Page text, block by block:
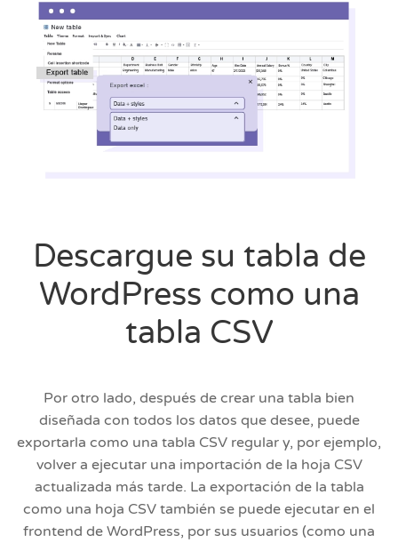
Descargue su tabla de
WordPress como una
tabla CSV
Por otro lado, después de crear una tabla bien
diseñada con todos los datos que desee, puede
exportarla como una tabla CSV regular y, por ejemplo,
volver a ejecutar una importación de la hoja CSV
actualizada más tarde. La exportación de la tabla
como una hoja CSV también se puede ejecutar en el
frontend de WordPress, por sus usuarios (como una